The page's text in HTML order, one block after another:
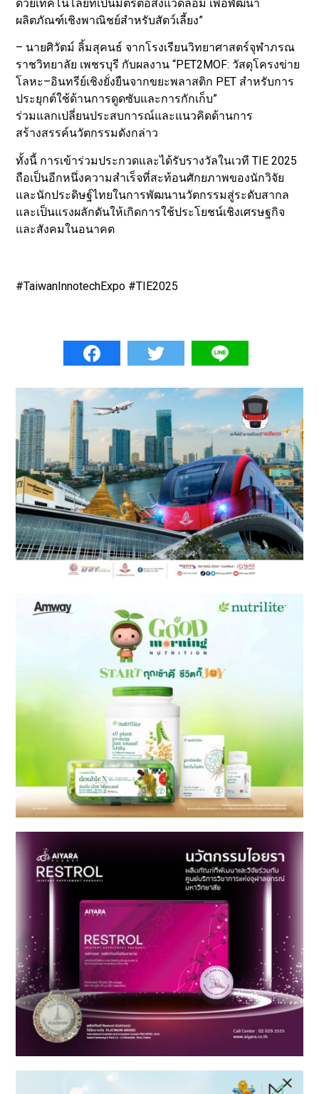
ด้วยเทคโนโลยีที่เป็นมิตรต่อสิ่งแวดล้อม เพื่อพัฒนา
ผลิตภัณฑ์เชิงพาณิชย์สำหรับสัตว์เลี้ยง”
– นายศิวัตม์ ลิ้มสุคนธ์ จากโรงเรียนวิทยาศาสตร์จุฬาภรณ
ราชวิทยาลัย เพชรบุรี กับผลงาน “PET2MOF: วัสดุโครงข่าย
โลหะ–อินทรีย์เชิงยั่งยืนจากขยะพลาสติก PET สำหรับการ
ประยุกต์ใช้ด้านการดูดซับและการกักเก็บ”
ร่วมแลกเปลี่ยนประสบการณ์และแนวคิดด้านการ
สร้างสรรค์นวัตกรรมดังกล่าว
ทั้งนี้ การเข้าร่วมประกวดและได้รับรางวัลในเวที TIE 2025
ถือเป็นอีกหนึ่งความสำเร็จที่สะท้อนศักยภาพของนักวิจัย
และนักประดิษฐ์ไทยในการพัฒนานวัตกรรมสู่ระดับสากล
และเป็นแรงผลักดันให้เกิดการใช้ประโยชน์เชิงเศรษฐกิจ
และสังคมในอนาคต
#TaiwanInnotechExpo #TIE2025